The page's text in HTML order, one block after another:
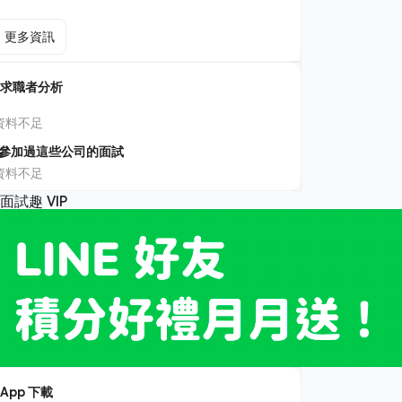
更多資訊
求職者分析
料不足
加過這些公司的面試
料不足
App 下載